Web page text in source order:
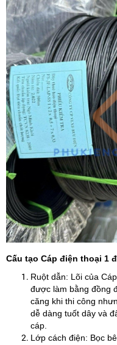
Cấu tạo Cáp điện thoại 1
Ruột dẫn: Lõi của
được làm bằng đồng
căng khi thi công
dễ dàng tuốt dây và
cáp.
Lớp cách điện: Bọc